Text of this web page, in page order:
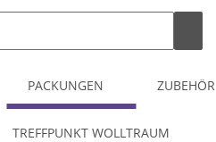
PACKUNGEN ZUBEHÖR
TREFFPUNKT WOLLTRAUM